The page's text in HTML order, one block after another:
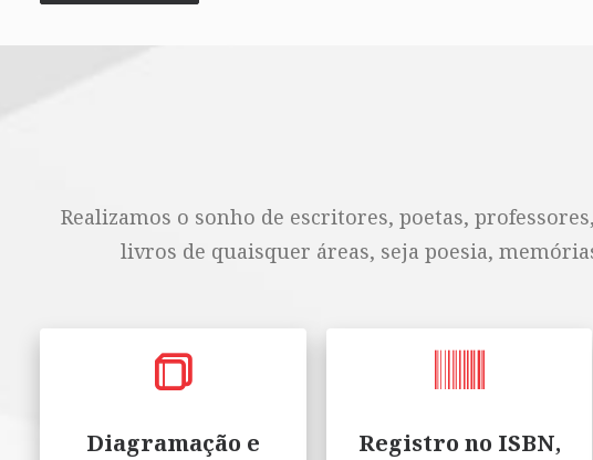
Realizamos o sonho de escritores, poetas,
livros de quaisquer áreas, seja poesia,
Diagramação e
Registro no ISBN,